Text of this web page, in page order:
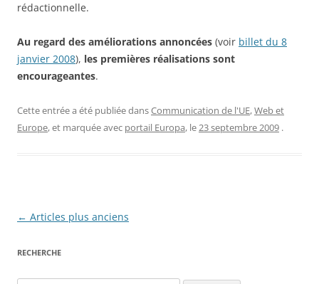
rédactionnelle.
Au regard des améliorations annoncées (voir billet du 8
janvier 2008), les premières réalisations sont
encourageantes.
Cette entrée a été publiée dansCommunication de l'UE,Web et
Europe, et marquée avec portail Europa, le23 septembre 2009 .
Navigation
articles
← Articles plus anciens
RECHERCHE